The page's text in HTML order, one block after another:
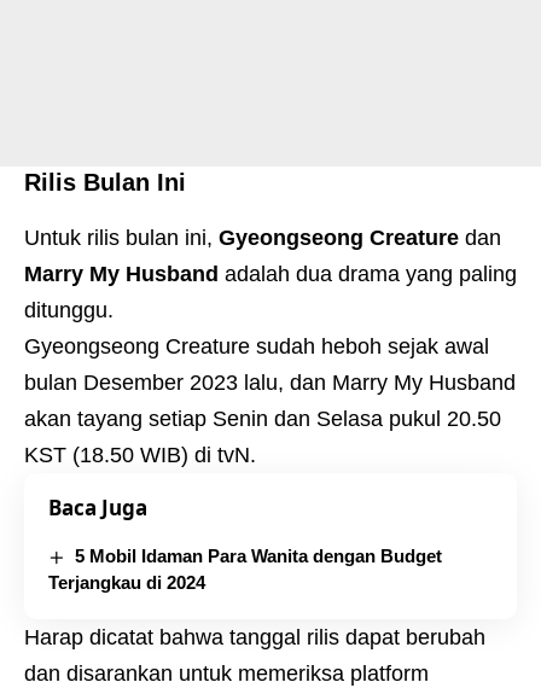
Rilis Bulan Ini
Untuk rilis bulan ini, Gyeongseong Creature dan
Marry My Husband adalah dua drama yang paling
ditunggu.
Gyeongseong Creature sudah heboh sejak awal
bulan Desember 2023 lalu, dan Marry My Husband
akan tayang setiap Senin dan Selasa pukul 20.50
KST (18.50 WIB) di tvN.
Baca Juga
5 Mobil Idaman Para Wanita dengan Budget
Terjangkau di 2024
Harap dicatat bahwa tanggal rilis dapat berubah
dan disarankan untuk memeriksa platform